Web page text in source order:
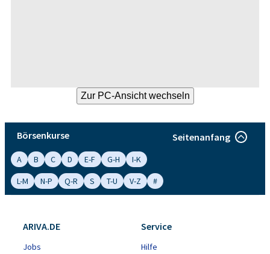
Börsenkurse Seitenanfang
A B C D E-F G-H
I-K
L-M
N-P Q-R S T-U V-Z #
ARIVA.DE
Jobs
Service
Hilfe